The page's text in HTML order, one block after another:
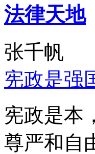
法律天地
张千帆
宪政是强
宪政是本
尊严和自